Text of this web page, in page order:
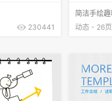
230441
简洁手绘
动态 - 26页